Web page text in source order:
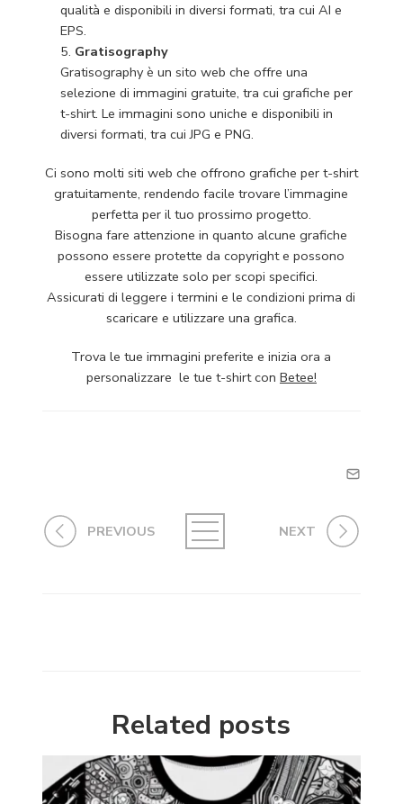
qualità e disponibili in diversi formati, tra cui AI e
EPS.
Gratisography
Gratisography è un sito web che offre una
selezione di immagini gratuite, tra cui grafiche per
t-shirt. Le immagini sono uniche e disponibili in
diversi formati, tra cui JPG e PNG.
Ci sono molti siti web che offrono grafiche per t-shirt
gratuitamente, rendendo facile trovare l’immagine
perfetta per il tuo prossimo progetto.
Bisogna fare attenzione in quanto alcune grafiche
possono essere protette da copyright e possono
essere utilizzate solo per scopi specifici.
Assicurati di leggere i termini e le condizioni prima di
scaricare e utilizzare una grafica.
Trova le tue immagini preferite e inizia ora a
personalizzare le tue t-shirt con Betee!
PREVIOUS NEXT
Related posts